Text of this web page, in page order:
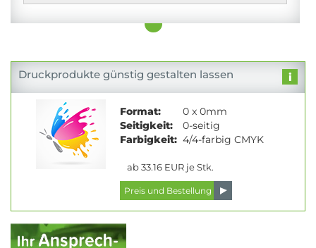
Druckprodukte günstig gestalten lassen
Format:
0 x 0mm
Seitigkeit:
0-seitig
Farbigkeit: 4/4-farbig CMYK
ab 33.16 EUR je Stk.